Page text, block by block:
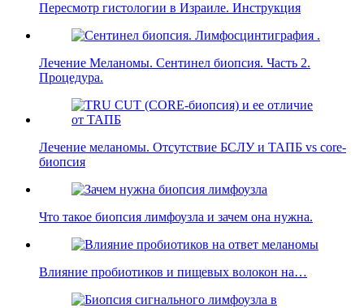
Пересмотр гистологии в Израиле. Инструкция
Лечение Меланомы. Сентинел биопсия. Часть 2.
Процедура.
Лечение меланомы. Отсутствие БСЛУ и ТАПБ vs core-
биопсия
Что такое биопсия лимфоузла и зачем она нужна.
Влияние пробиотиков и пищевых волокон на…